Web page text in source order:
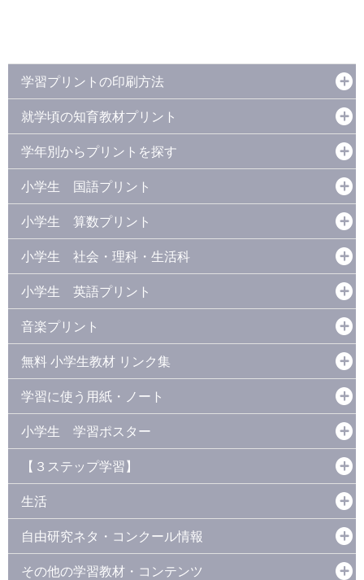
学習プリントの印刷方法
就学頃の知育教材プリント
学年別からプリントを探す
小学生 国語プリント
小学生 算数プリント
小学生 社会・理科・生活科
小学生 英語プリント
音楽プリント
無料 小学生教材 リンク集
学習に使う用紙・ノート
小学生 学習ポスター
【３ステップ学習】
生活
自由研究ネタ・コンクール情報
その他の学習教材・コンテンツ